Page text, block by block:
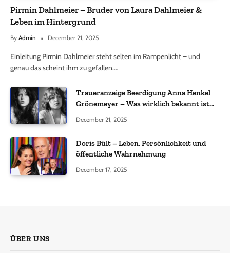
Pirmin Dahlmeier – Bruder von Laura Dahlmeier &
Leben im Hintergrund
By Admin December 21, 2025
Einleitung Pirmin Dahlmeier steht selten im Rampenlicht – und
genau das scheint ihm zu gefallen.…
Traueranzeige Beerdigung Anna Henkel
Grönemeyer – Was wirklich bekannt ist
December 21, 2025
Doris Bült – Leben, Persönlichkeit und
öffentliche Wahrnehmung
December 17, 2025
ÜBER UNS